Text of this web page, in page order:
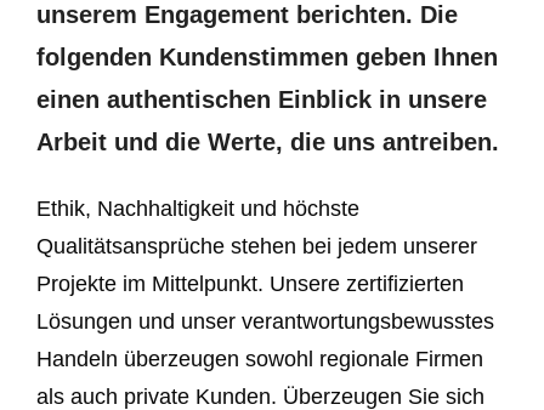
unserem Engagement berichten. Die
folgenden Kundenstimmen geben Ihnen
einen authentischen Einblick in unsere
Arbeit und die Werte, die uns antreiben.
Ethik, Nachhaltigkeit und höchste
Qualitätsansprüche stehen bei jedem unserer
Projekte im Mittelpunkt. Unsere zertifizierten
Lösungen und unser verantwortungsbewusstes
Handeln überzeugen sowohl regionale Firmen
als auch private Kunden. Überzeugen Sie sich